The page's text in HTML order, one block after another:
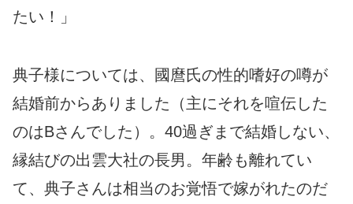
たい！」
典子様については、國麿氏の性的嗜好の噂が
結婚前からありました（主にそれを喧伝した
のはBさんでした）。40過ぎまで結婚しない、
縁結びの出雲大社の長男。年齢も離れてい
て、典子さんは相当のお覚悟で嫁がれたのだ